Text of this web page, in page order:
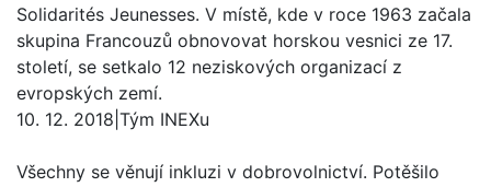
Solidarités Jeunesses. V místě, kde v roce 1963 začala
skupina Francouzů obnovovat horskou vesnici ze 17.
století, se setkalo 12 neziskových organizací z
evropských zemí.
10. 12. 2018 Tým INEXu
Všechny se věnují inkluzi v dobrovolnictví. Potěšilo